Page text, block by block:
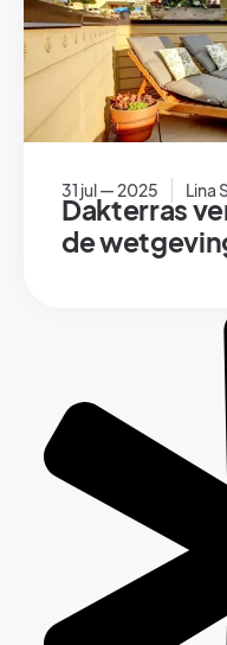
31 jul — 2025 Lina
Dakterras
de